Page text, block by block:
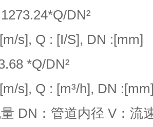
DN²
[m/s], Q : [I/S], DN :[mm]
*Q/DN²
[m/s], Q : [m³/h], DN
DN ：管道内径 V ：流